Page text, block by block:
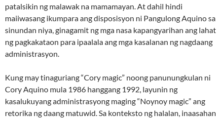
patalsikin ng malawak na mamamayan. At dahil hindi
maiiwasang ikumpara ang disposisyon ni Pangulong Aquino sa
sinundan niya, ginagamit ng mga nasa kapangyarihan ang lahat
ng pagkakataon para ipaalala ang mga kasalanan ng nagdaang
administrasyon.
Kung may tinaguriang “Cory magic” noong panunungkulan ni
Cory Aquino mula 1986 hanggang 1992, layunin ng
kasalukuyang administrasyong maging “Noynoy magic” ang
retorika ng daang matuwid. Sa konteksto ng halalan, inaasahan